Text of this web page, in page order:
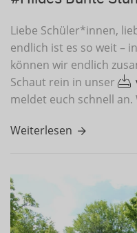
Liebe Schüler*innen,
endlich ist es so weit –
können wir endlich
Schaut rein in unser
meldet euch schnell an.
Weiterlesen